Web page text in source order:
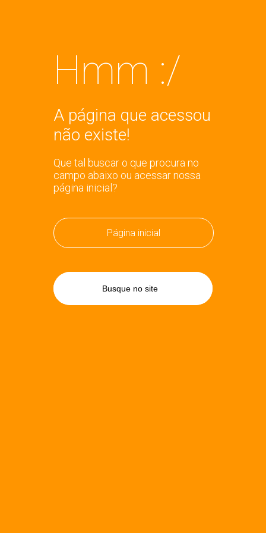
Hmm :/
A página que acessou
não existe!
Que tal buscar o que procura no
campo abaixo ou acessar nossa
página inicial?
Página inicial